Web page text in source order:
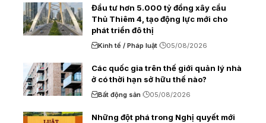
Đầu tư hơn 5.000 tỷ đồng xây cầu
Thủ Thiêm 4, tạo động lực mới cho
phát triển đô thị
Kinh tế / Pháp luật 05/08/2026
Các quốc gia trên thế giới quản lý nhà
ở có thời hạn sở hữu thế nào?
Bất động sản 05/08/2026
Những đột phá trong Nghị quyết mới